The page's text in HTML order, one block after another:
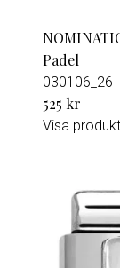
Padel
030106_26
525 kr
Visa